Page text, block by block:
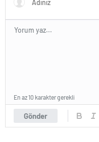
Gönder
En az 10 karakter gerekli